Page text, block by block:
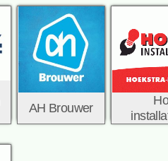
AH Brouwer